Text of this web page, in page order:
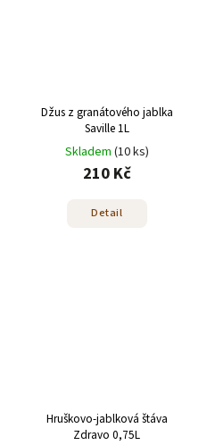
Džus z granátového jablka
Saville 1L
Skladem (10 ks)
210 Kč
Detail
Hruškovo-jablková štáva
Zdravo 0,75L